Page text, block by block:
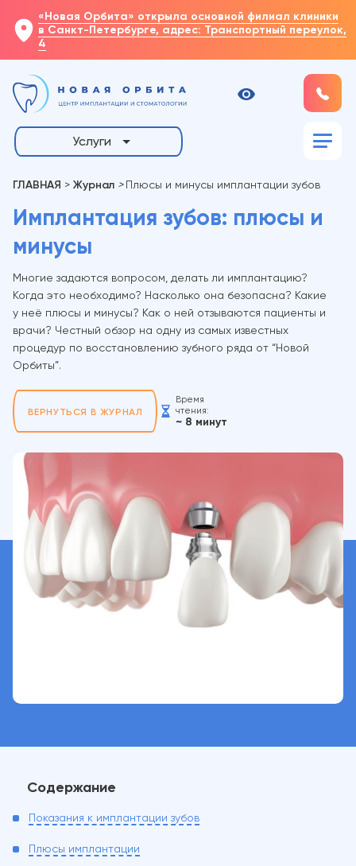
«Новая Орбита» открыла основной филиал клиники
в Санкт-Петербурге, адрес: Транспортный переулок,
4
Услуги
ГЛАВНАЯ > Журнал >Плюсы и минусы имплантации зубов
Имплантация зубов: плюсы и
минусы
Многие задаются вопросом, делать ли имплантацию?
Когда это необходимо? Насколько она безопасна? Какие
у неё плюсы и минусы? Как о ней отзываются пациенты и
врачи? Честный обзор на одну из самых известных
процедур по восстановлению зубного ряда от “Новой
Орбиты”.
ВЕРНУТЬСЯ В ЖУРНАЛ
Время
чтения:
~ 8 минут
Содержание
Показания к имплантации зубов
Плюсы имплантации